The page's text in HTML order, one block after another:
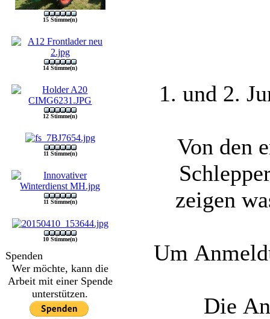
15 Stimme(n)
14 Stimme(n)
12 Stimme(n)
11 Stimme(n)
11 Stimme(n)
10 Stimme(n)
Spenden
Wer möchte, kann die
Arbeit mit einer Spende
unterstützen.
1. und 2.
Von den
zeigen
Um
Die